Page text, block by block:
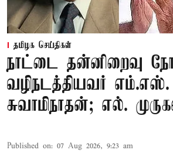
தமிழக செய்திகள்
நாட்டை தன்னிறைவு
வழிநடத்தியவர் எம்.எஸ்.
சுவாமிநாதன்; எல்.
Published on: 07 Aug 2026, 9:23 am